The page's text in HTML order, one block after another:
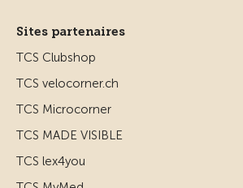
Sites partenaires
TCS Clubshop
TCS velocorner.ch
TCS Microcorner
TCS MADE VISIBLE
TCS lex4you